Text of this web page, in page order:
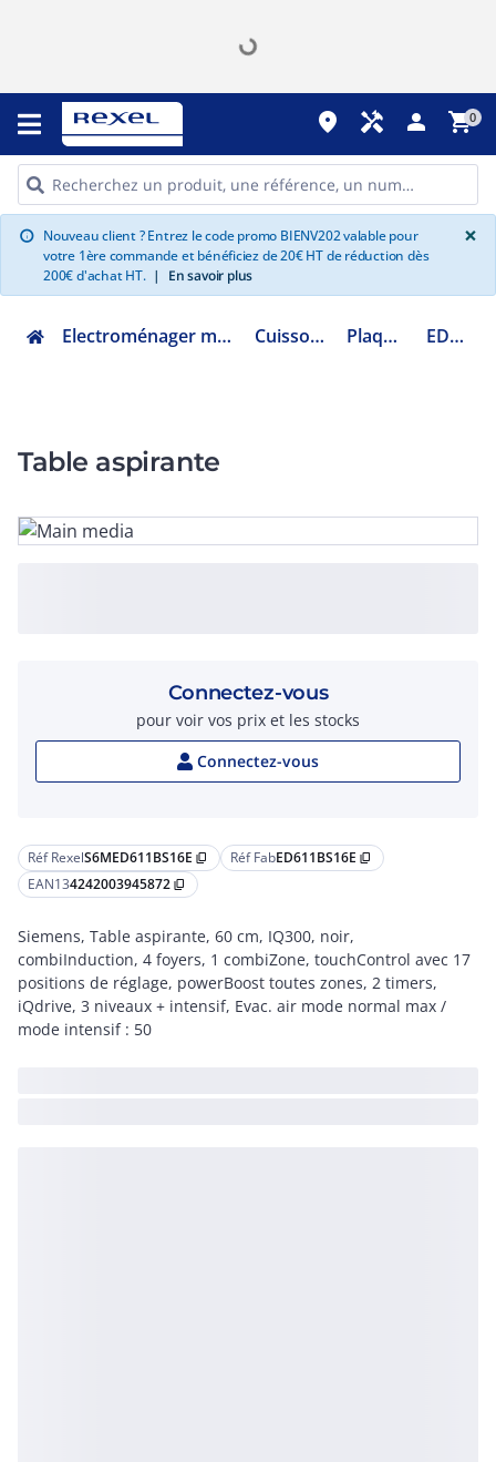
place handyman person shopping_cart0
info Nouveau client ? Entrez le code promo BIENV202 valable pour
votre 1ère commande et bénéficiez de 20€ HT de réduction dès
200€ d'achat HT. | En savoir plus
×
Electroménager multimédia et informatique Cuisson encastrable Plaque induction ED611BS16E
Table aspirante
Réf RexelS6MED611BS16E content_copy Réf FabED611BS16E content_copy
EAN134242003945872 content_copy
Siemens, Table aspirante, 60 cm, IQ300, noir,
combiInduction, 4 foyers, 1 combiZone, touchControl avec 17
positions de réglage, powerBoost toutes zones, 2 timers,
iQdrive, 3 niveaux + intensif, Evac. air mode normal max /
mode intensif : 50
Connectez-vous
pour voir vos prix et les stocks
Connectez-vous